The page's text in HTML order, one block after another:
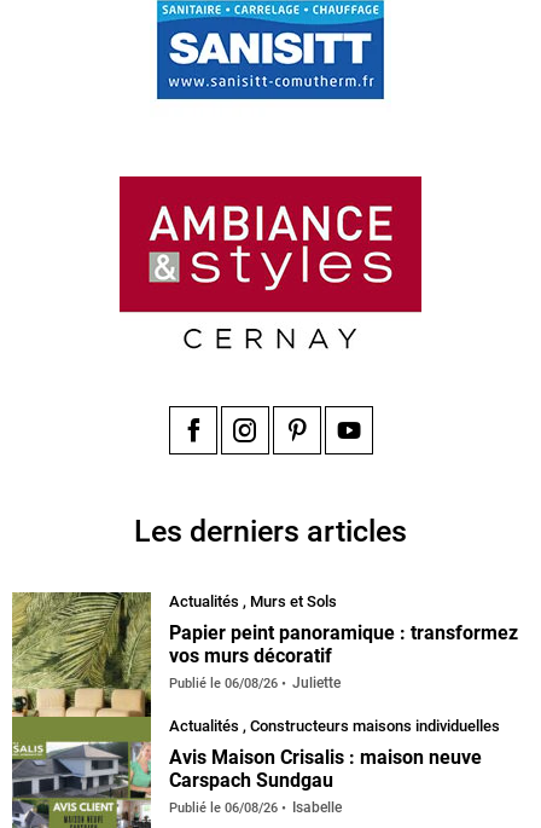
Les derniers articles
Actualités , Murs et Sols
Papier peint panoramique : transformez
vos murs décoratif
Publié le 06/08/26 Juliette
Actualités , Constructeurs maisons individuelles
Avis Maison Crisalis : maison neuve
Carspach Sundgau
Publié le 06/08/26 Isabelle